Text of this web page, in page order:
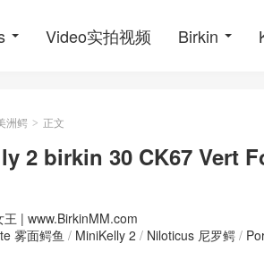
Video实拍视频 Birkin
洲鳄 > 正文
2 birkin 30 CK67 Vert
王 | www.BirkinMM.com
雾面鳄鱼 / MiniKelly 2 / Niloticus 尼罗鳄 /